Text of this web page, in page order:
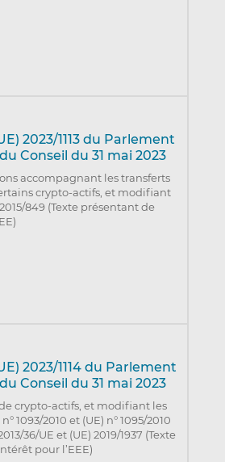
2023/1113 du Parlement
Conseil du 31 mai 2023
accompagnant les transferts
crypto-actifs, et modifiant
849 (Texte présentant de
2023/1114 du Parlement
Conseil du 31 mai 2023
crypto-actifs, et modifiant les
1093/2010 et (UE) n° 1095/2010
36/UE et (UE) 2019/1937 (Texte
pour l’EEE)